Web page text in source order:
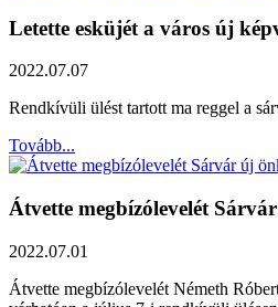
Letette esküjét a város új
2022.07.07
Rendkívüli ülést tartott ma reggel a
Tovább...
Átvette megbízólevelét
2022.07.01
Átvette megbízólevelét Németh